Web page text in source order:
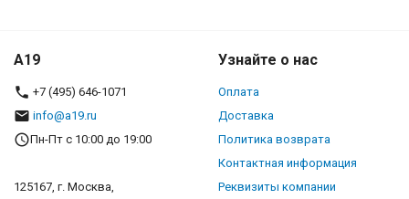
A19
+7 (495) 646-1071
info@a19.ru
Пн-Пт с 10:00 до 19:00
125167, г. Москва,
Узнайте о нас
Оплата
Доставка
Политика возврата
Контактная информация
Реквизиты компании